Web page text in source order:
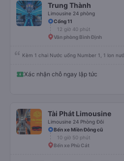
Trung Thành
Limousine 24 phòng
Cổng 11
12 giờ 40 phút
Văn phòng Bình Định
Kèm 1 chai Nước uống Number 1, 1 lon
Xác nhận chỗ ngay lập tức
Tài Phát Limousine
Limousine 24 Phòng Đôi
Bến xe Miền Đông cũ
10 giờ 50 phút
Bến xe Phù Cát